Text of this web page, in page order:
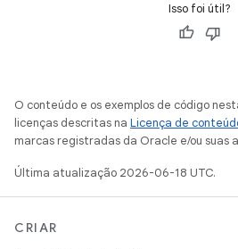
Isso foi útil?
O conteúdo e os exemplos de código
licenças descritas na Licença de
marcas registradas da Oracle e/ou suas
Última atualização 2026-06-18 UTC.
CRIAR